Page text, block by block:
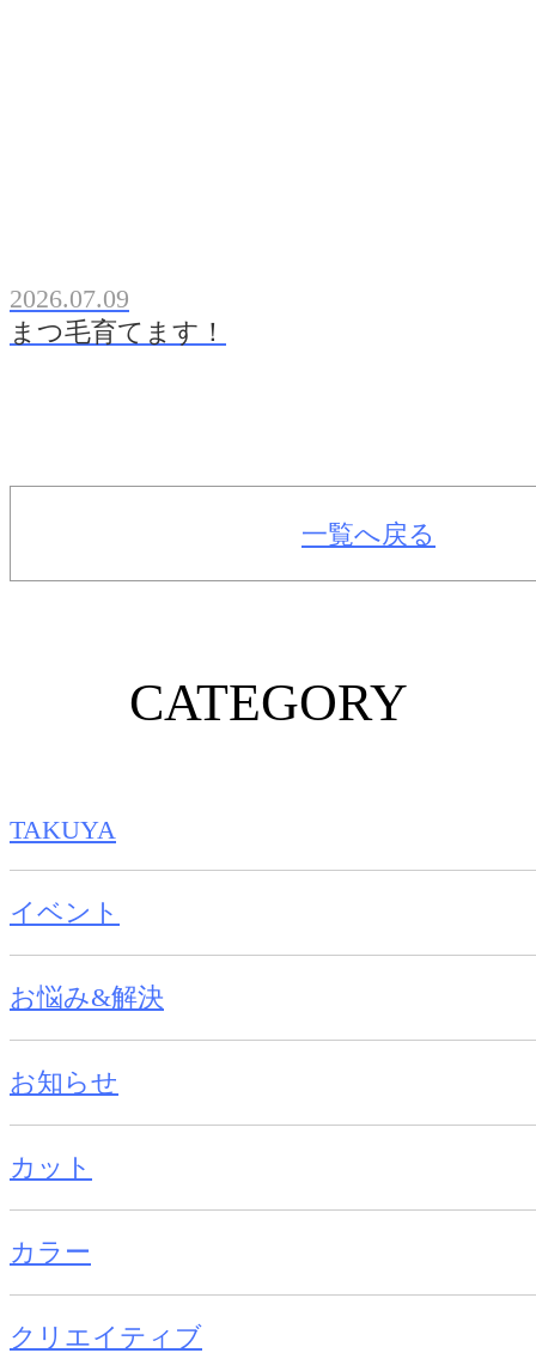
2026.07.09
まつ毛育てます！
一覧へ戻る
CATEGORY
TAKUYA
イベント
お悩み&解決
お知らせ
カット
カラー
クリエイティブ